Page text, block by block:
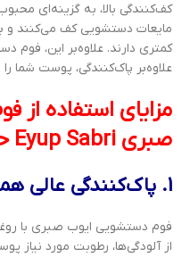
کف‌کنندگی بالا، به گزینه‌ای
مایعات دستشویی کف می‌کنند و
کمتری دارند. علاوه‌بر این، فوم
علاوه‌بر پاک‌کنندگی، پوست شما
مزایای استفاده
صبری Eyup Sabri حاوی روغن زیتون
1. پاک‌کنندگی عالی همراه با مرطوب‌کنندگی
فوم دستشویی ایوب صبری با
از آلودگی‌ها، رطوبت مورد نیاز